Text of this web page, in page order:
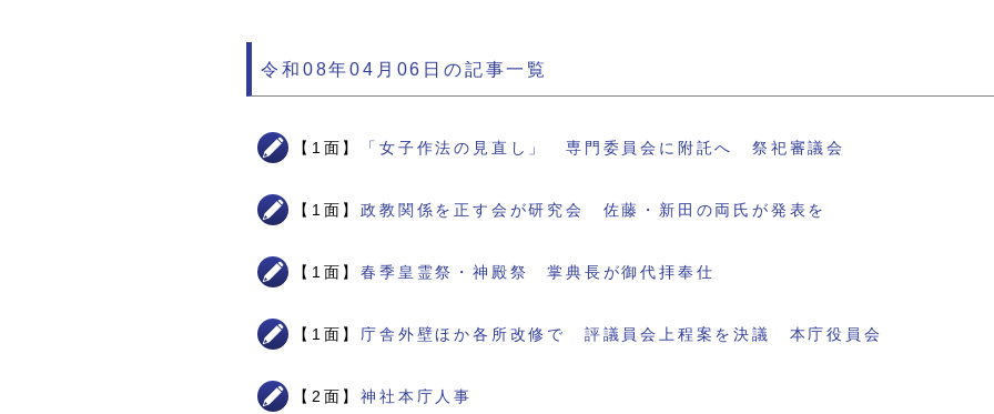
令和08年04月06日の記事一覧
【1面】 「女子作法の見直し」 専門委員会に附託へ 祭祀審議会
【1面】政教関係を正す会が研究会 佐藤・新田の両氏が発表を
【1面】春季皇霊祭・神殿祭 掌典長が御代拝奉仕
【1面】 庁舎外壁ほか各所改修で 評議員会上程案を決議 本庁役員会
【2面】神社本庁人事